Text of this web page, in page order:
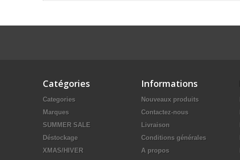
Catégories
Categories
Marques
SUMMER SALE
Déstockage
XMAS/HIVER
Informations
Nouveaux produits
Contactez-nous
Livraison
Conditions générales
A propos